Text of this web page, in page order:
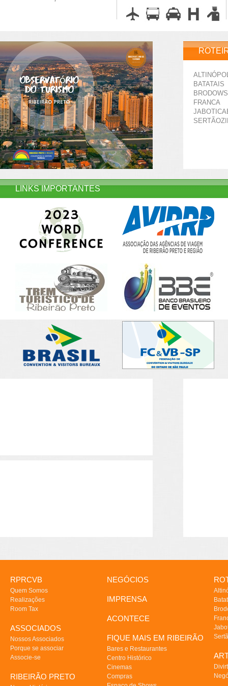
BATATAIS
FRANCA
LINKS IMPORTANTES
RPRCVB
Quem Somos
Realizações
Room Tax
ASSOCIADOS
Nossos Associados
Porque se associar
Associe-se
RIBEIRÃO PRETO
NEGÓCIOS
IMPRENSA
ACONTECE
FIQUE MAIS EM RIBEIRÃO
Bares e Restaurantes
Centro Histórico
Cinemas
Compras